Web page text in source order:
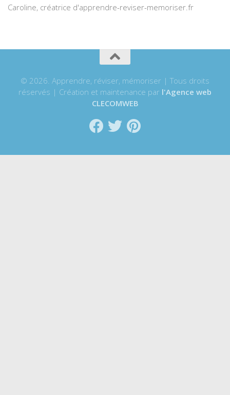
Caroline, créatrice d'apprendre-reviser-memoriser.fr
© 2026. Apprendre, réviser, mémoriser | Tous droits
réservés | Création et maintenance par l'Agence web
CLECOMWEB